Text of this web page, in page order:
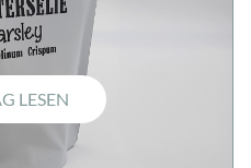
LESEN